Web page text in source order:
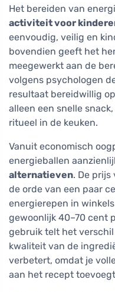
Het bereiden van
activiteit voor
eenvoudig, veilig en
bovendien geeft het
meegewerkt aan de
volgens psychologen
resultaat bereidwillig
alleen een snelle
ritueel in de keuken.
Vanuit economisch
energieballen
alternatieven. De
de orde van een paar
energierepen in
gewoonlijk 40–70 cent
gebruik telt het
kwaliteit van de
verbetert, omdat je
aan het recept